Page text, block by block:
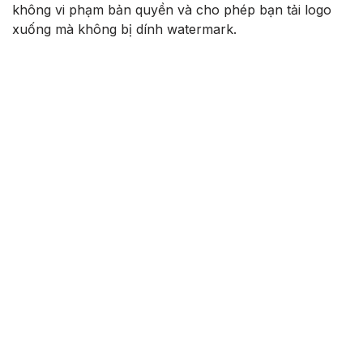
không vi phạm bản quyền và cho phép bạn tải logo
xuống mà không bị dính watermark.